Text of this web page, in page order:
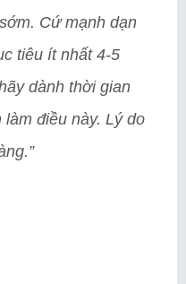
Cứ mạnh dạn
tiêu ít nhất 4-5
dành thời gian
làm điều này. Lý do